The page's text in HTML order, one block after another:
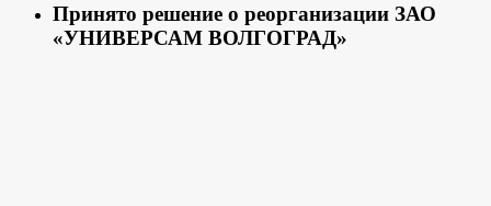
Принято решение о реорганизации ЗАО
«УНИВЕРСАМ ВОЛГОГРАД»